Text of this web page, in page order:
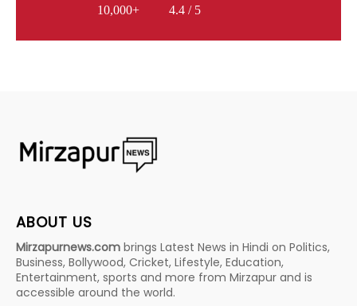
10,000+
4.4 / 5
ABOUT US
Mirzapurnews.com brings Latest News in Hindi on Politics,
Business, Bollywood, Cricket, Lifestyle, Education,
Entertainment, sports and more from Mirzapur and is
accessible around the world.